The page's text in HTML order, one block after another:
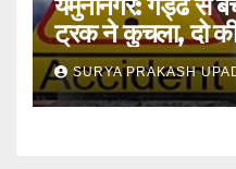
यमुनानगर: गड्ढे से
ट्रक ने कुचला, दो
SURYA PRAKASH